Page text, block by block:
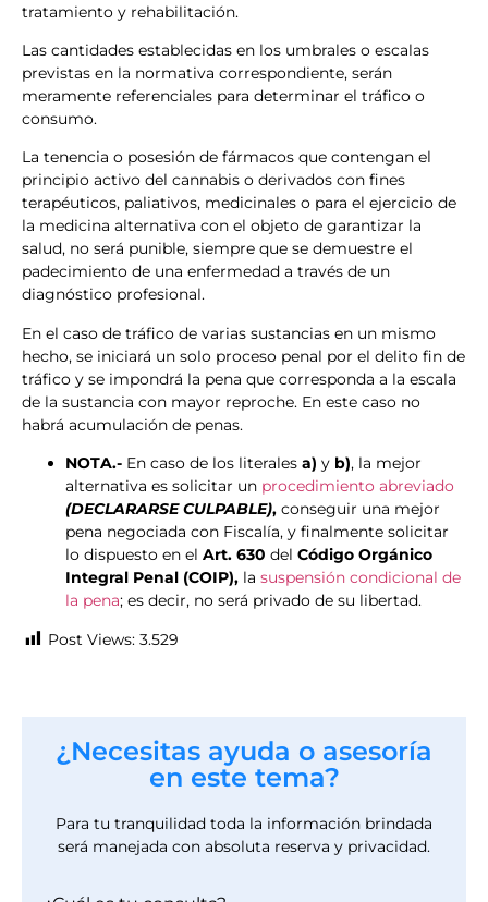
tratamiento y rehabilitación.
Las cantidades establecidas en los umbrales o escalas
previstas en la normativa correspondiente, serán
meramente referenciales para determinar el tráfico o
consumo.
La tenencia o posesión de fármacos que contengan el
principio activo del cannabis o derivados con fines
terapéuticos, paliativos, medicinales o para el ejercicio de
la medicina alternativa con el objeto de garantizar la
salud, no será punible, siempre que se demuestre el
padecimiento de una enfermedad a través de un
diagnóstico profesional.
En el caso de tráfico de varias sustancias en un mismo
hecho, se iniciará un solo proceso penal por el delito fin de
tráfico y se impondrá la pena que corresponda a la escala
de la sustancia con mayor reproche. En este caso no
habrá acumulación de penas.
NOTA.- En caso de los literales a) y b), la mejor
alternativa es solicitar un procedimiento abreviado
(DECLARARSE CULPABLE), conseguir una mejor
pena negociada con Fiscalía, y finalmente solicitar
lo dispuesto en el Art. 630 del Código Orgánico
Integral Penal (COIP), la suspensión condicional de
la pena; es decir, no será privado de su libertad.
Post Views: 3.529
¿Necesitas ayuda o asesoría
en este tema?
Para tu tranquilidad toda la información brindada
será manejada con absoluta reserva y privacidad.